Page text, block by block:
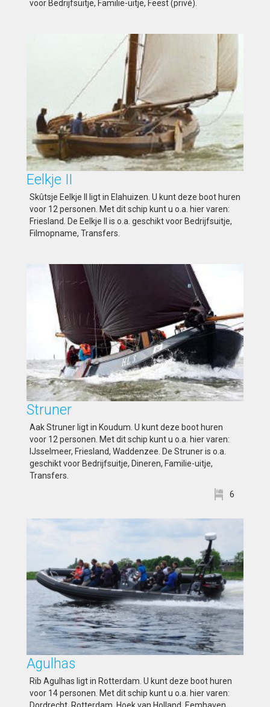
voor Bedrijfsuitje, Familie-uitje, Feest (privé).
Eelkje II
Skûtsje Eelkje II ligt in Elahuizen. U kunt deze boot huren
voor 12 personen. Met dit schip kunt u o.a. hier varen:
Friesland. De Eelkje II is o.a. geschikt voor Bedrijfsuitje,
Filmopname, Transfers.
Struner
Aak Struner ligt in Koudum. U kunt deze boot huren
voor 12 personen. Met dit schip kunt u o.a. hier varen:
IJsselmeer, Friesland, Waddenzee. De Struner is o.a.
geschikt voor Bedrijfsuitje, Dineren, Familie-uitje,
Transfers.
6
Agulhas
Rib Agulhas ligt in Rotterdam. U kunt deze boot huren
voor 14 personen. Met dit schip kunt u o.a. hier varen: